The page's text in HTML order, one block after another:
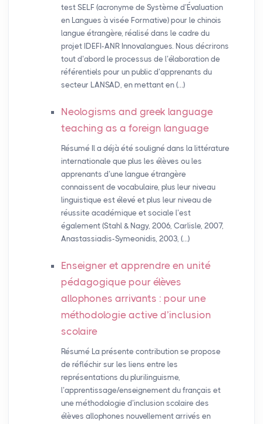
test SELF (acronyme de Système d’Évaluation
en Langues à visée Formative) pour le chinois
langue étrangère, réalisé dans le cadre du
projet IDEFI-ANR Innovalangues. Nous décrirons
tout d’abord le processus de l’élaboration de
référentiels pour un public d’apprenants du
secteur LANSAD, en mettant en (…)
Neologisms and greek language
teaching as a foreign language
Résumé Il a déjà été souligné dans la littérature
internationale que plus les élèves ou les
apprenants d’une langue étrangère
connaissent de vocabulaire, plus leur niveau
linguistique est élevé et plus leur niveau de
réussite académique et sociale l’est
également (Stahl & Nagy, 2006, Carlisle, 2007,
Anastassiadis-Symeonidis, 2003, (…)
Enseigner et apprendre en unité
pédagogique pour élèves
allophones arrivants : pour une
méthodologie active d’inclusion
scolaire
Résumé La présente contribution se propose
de réfléchir sur les liens entre les
représentations du plurilinguisme,
l’apprentissage/enseignement du français et
une méthodologie d’inclusion scolaire des
élèves allophones nouvellement arrivés en